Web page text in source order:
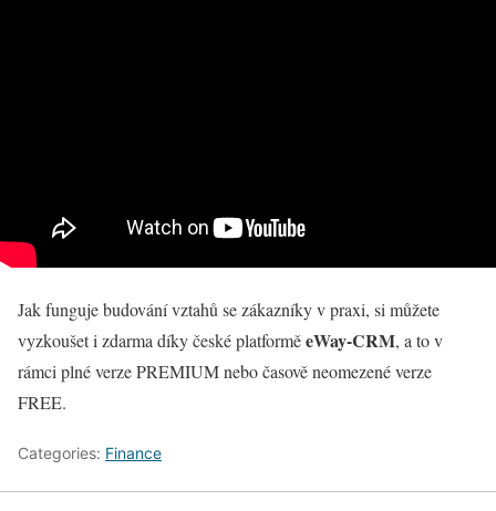
Jak funguje budování vztahů se zákazníky v praxi, si můžete
vyzkoušet i zdarma díky české platforměeWay-CRM, a to v
rámci plné verze PREMIUM nebo časově neomezené verze
FREE.
Categories: Finance